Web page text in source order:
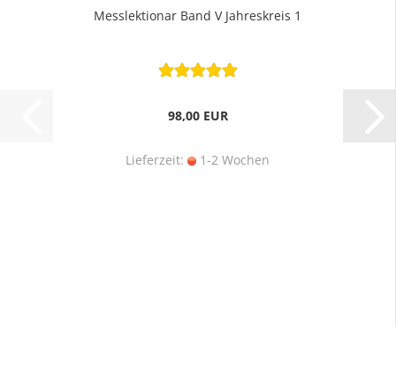
Messlektionar Band V Jahreskreis 1
98,00 EUR
Lieferzeit: 1-2 Wochen